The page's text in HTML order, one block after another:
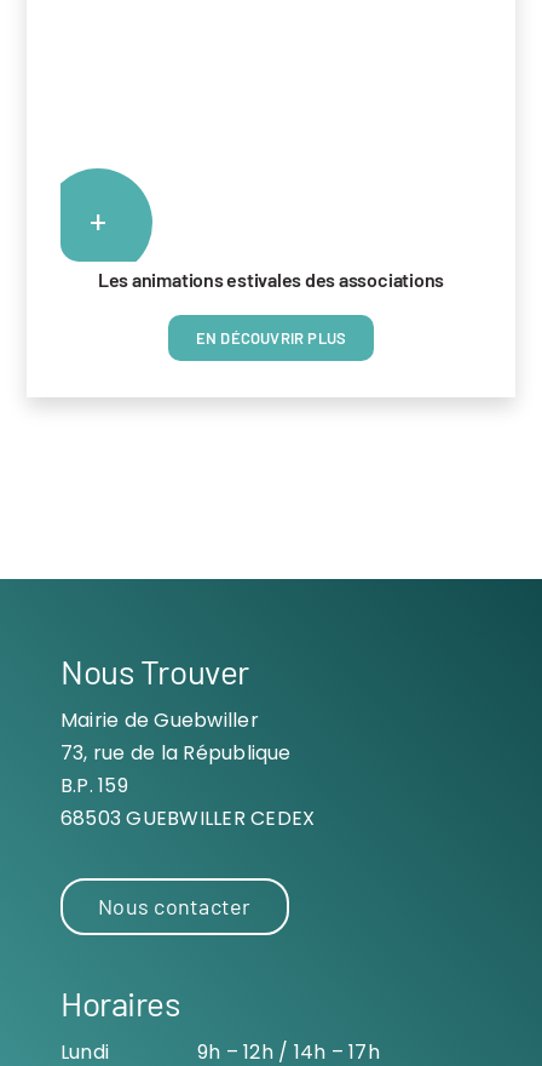
+
Les animations estivales des associations
EN DÉCOUVRIR PLUS
Nous Trouver
Mairie de Guebwiller
73, rue de la République
B.P. 159
68503 GUEBWILLER CEDEX
Nous contacter
Horaires
Lundi 9h – 12h / 14h – 17h